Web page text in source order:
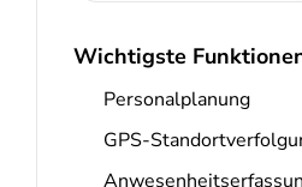
Wichtigste
Personalplanung
GPS-